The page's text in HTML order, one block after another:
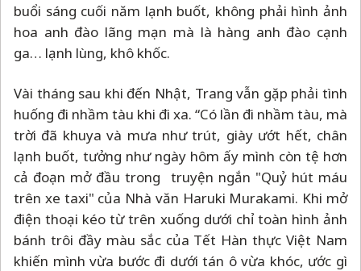
buổi sáng cuối năm lạnh buốt, không phải hình ảnh
hoa anh đào lãng mạn mà là hàng anh đào cạnh
ga… lạnh lùng, khô khốc.
Vài tháng sau khi đến Nhật, Trang vẫn gặp phải tình
huống đi nhầm tàu khi đi xa. “Có lần đi nhầm tàu, mà
trời đã khuya và mưa như trút, giày ướt hết, chân
lạnh buốt, tưởng như ngày hôm ấy mình còn tệ hơn
cả đoạn mở đầu trong truyện ngắn "Quỷ hút máu
trên xe taxi" của Nhà văn Haruki Murakami. Khi mở
điện thoại kéo từ trên xuống dưới chỉ toàn hình ảnh
bánh trôi đầy màu sắc của Tết Hàn thực Việt Nam
khiến mình vừa bước đi dưới tán ô vừa khóc, ước gì